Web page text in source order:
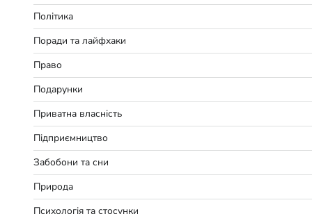
Політика
Поради та лайфхаки
Право
Подарунки
Приватна власність
Підприємництво
Забобони та сни
Природа
Психологія та стосунки